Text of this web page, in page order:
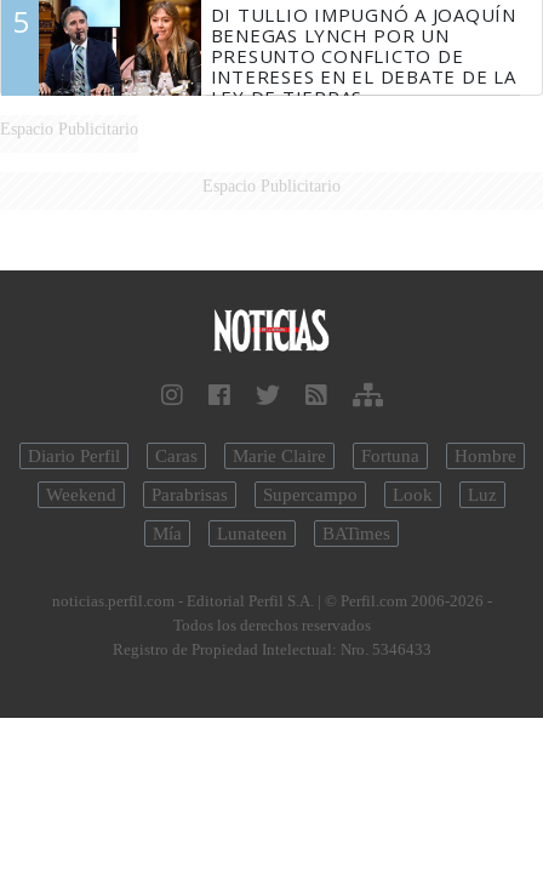
5
DI TULLIO IMPUGNÓ A JOAQUÍN
BENEGAS LYNCH POR UN
PRESUNTO CONFLICTO DE
INTERESES EN EL DEBATE DE LA
LEY DE TIERRAS
Espacio Publicitario
Espacio Publicitario
Diario Perfil Caras Marie Claire Fortuna
Hombre
Weekend
Parabrisas Supercampo Look
Luz
Mía
Lunateen BATimes
noticias.perfil.com - Editorial Perfil S.A. | © Perfil.com 2006-2026 -
Todos los derechos reservados
Registro de Propiedad Intelectual: Nro. 5346433